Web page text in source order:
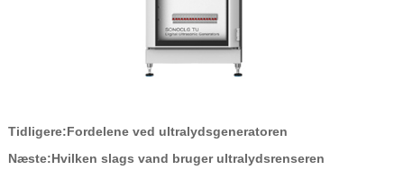
Tidligere:Fordelene ved ultralydsgeneratoren
Næste:Hvilken slags vand bruger ultralydsrenseren